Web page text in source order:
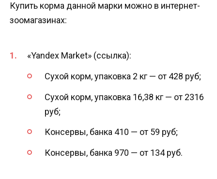
Купить корма данной марки можно в интернет-
зоомагазинах:
«Yandex Market» (ссылка):
Сухой корм, упаковка 2 кг — от 428 руб;
Сухой корм, упаковка 16,38 кг — от 2316
руб;
Консервы, банка 410 — от 59 руб;
Консервы, банка 970 — от 134 руб.